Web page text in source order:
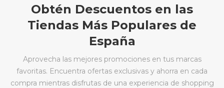
Obtén Descuentos en las
Tiendas Más Populares de
España
Aprovecha las mejores promociones en tus marcas
favoritas. Encuentra ofertas exclusivas y ahorra en cada
compra mientras disfrutas de una experiencia de shopping